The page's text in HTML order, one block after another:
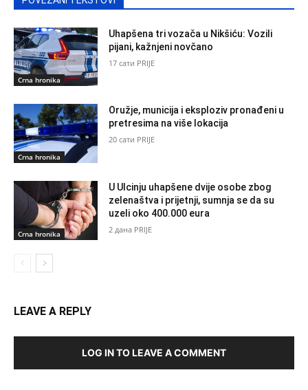
Crna hronika
Uhapšena tri vozača u Nikšiću: Vozili
pijani, kažnjeni novčano
17 сати PRIJE
Crna hronika
Oružje, municija i eksploziv pronađeni u
pretresima na više lokacija
20 сати PRIJE
Crna hronika
U Ulcinju uhapšene dvije osobe zbog
zelenaštva i prijetnji, sumnja se da su
uzeli oko 400.000 eura
2 дана PRIJE
LEAVE A REPLY
LOG IN TO LEAVE A COMMENT